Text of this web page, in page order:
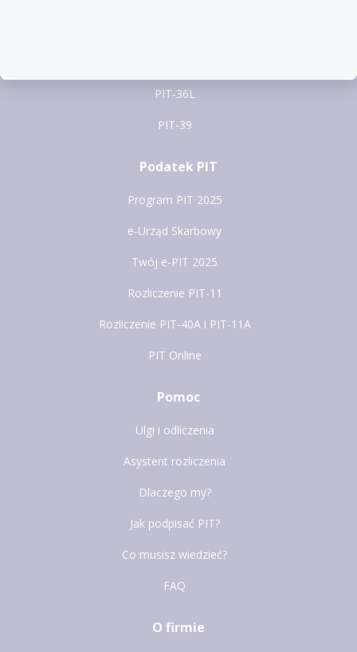
PIT-36L
PIT-39
Podatek PIT
Program PIT 2025
e-Urząd Skarbowy
Twój e-PIT 2025
Rozliczenie PIT-11
Rozliczenie PIT-40A i PIT-11A
PIT Online
Pomoc
Ulgi i odliczenia
Asystent rozliczenia
Dlaczego my?
Jak podpisać PIT?
Co musisz wiedzieć?
FAQ
O firmie